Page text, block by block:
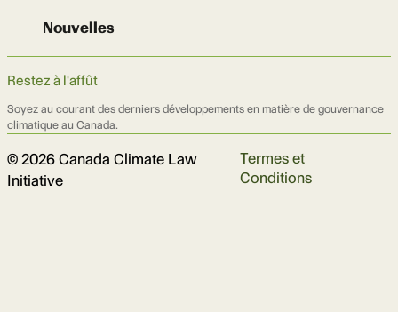
Nouvelles
Restez à l'affût
Soyez au courant des derniers développements en matière de gouvernance
climatique au Canada.
© 2026 Canada Climate Law
Initiative
Termes et
Conditions